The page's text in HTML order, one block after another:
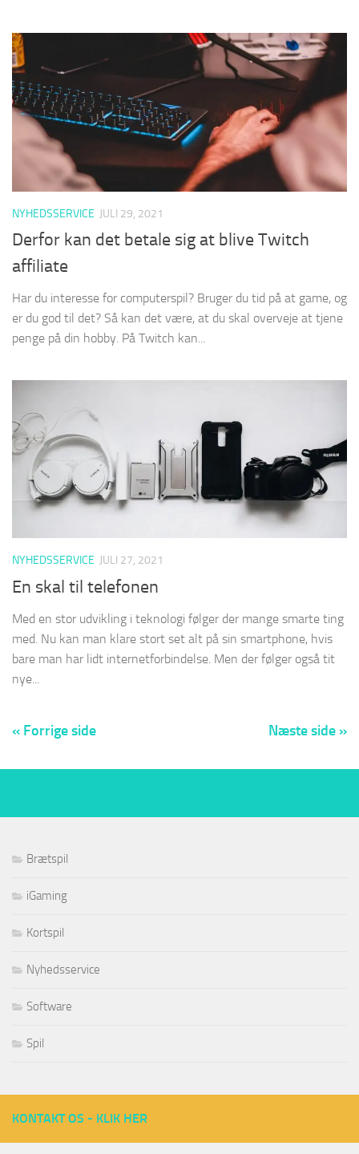
NYHEDSSERVICE JULI 29, 2021
Derfor kan det betale sig at blive Twitch
affiliate
Har du interesse for computerspil? Bruger du tid på at game, og
er du god til det? Så kan det være, at du skal overveje at tjene
penge på din hobby. På Twitch kan...
NYHEDSSERVICE JULI 27, 2021
En skal til telefonen
Med en stor udvikling i teknologi følger der mange smarte ting
med. Nu kan man klare stort set alt på sin smartphone, hvis
bare man har lidt internetforbindelse. Men der følger også tit
nye...
« Forrige side Næste side »
Brætspil
iGaming
Kortspil
Nyhedsservice
Software
Spil
KONTAKT OS - KLIK HER